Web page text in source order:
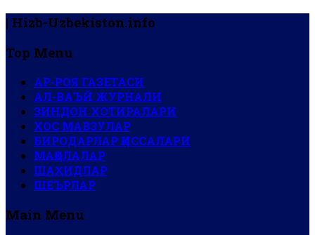
| Hizb-Uzbekiston.info
Top Menu
АР-РОЯ ГАЗЕТАСИ
АЛ-ВАЪЙ ЖУРНАЛИ
ЗИНДОН ХОТИРАЛАРИ
ХОС МАВЗУЛАР
БИРОДАРЛАР ҚИССАЛАРИ
МАҚОЛАЛАР
ШАҲИДЛАР
ШЕЪРЛАР
Main Menu